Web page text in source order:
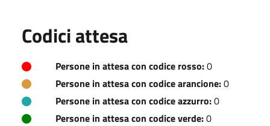
Codici attesa
Persone in attesa con codice rosso:0
Persone in attesa con codice arancione:0
Persone in attesa con codice azzurro:0
Persone in attesa con codice verde:0